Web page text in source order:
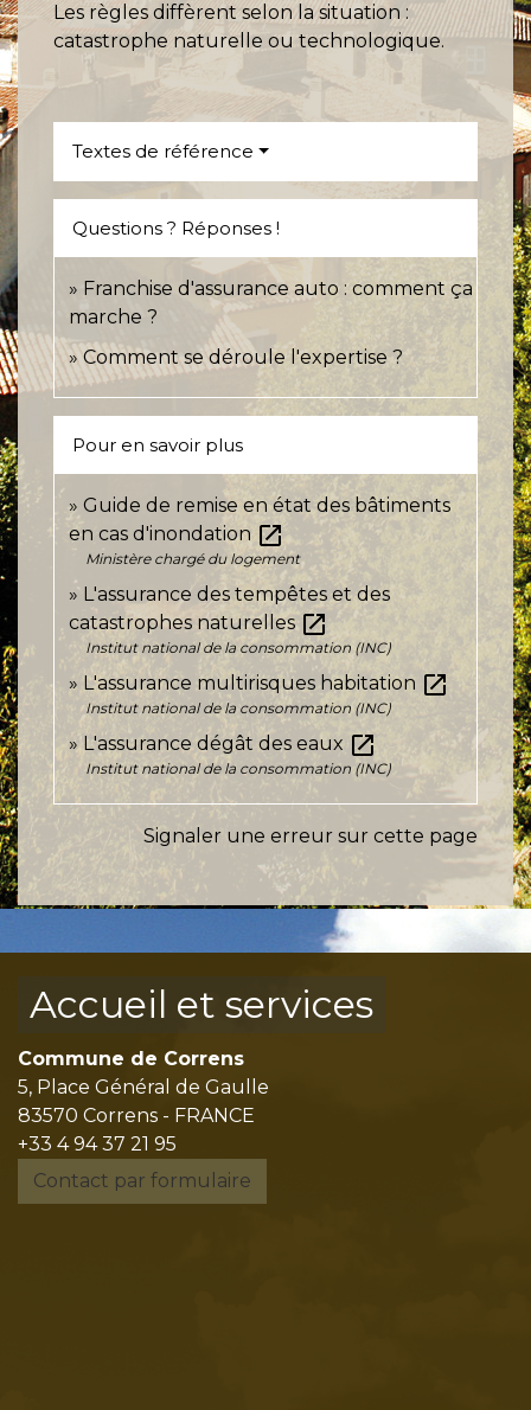
Les règles diffèrent selon la situation :
catastrophe naturelle ou technologique.
Textes de référence
Questions ? Réponses !
Franchise d'assurance auto : comment ça
marche ?
Comment se déroule l'expertise ?
Pour en savoir plus
Guide de remise en état des bâtiments
en cas d'inondation open_in_new
Ministère chargé du logement
L'assurance des tempêtes et des
catastrophes naturelles open_in_new
Institut national de la consommation (INC)
L'assurance multirisques habitation open_in_new
Institut national de la consommation (INC)
L'assurance dégât des eaux open_in_new
Institut national de la consommation (INC)
Signaler une erreur sur cette page
Accueil et services
Commune de Correns
5, Place Général de Gaulle
83570 Correns - FRANCE
+33 4 94 37 21 95
Contact par formulaire